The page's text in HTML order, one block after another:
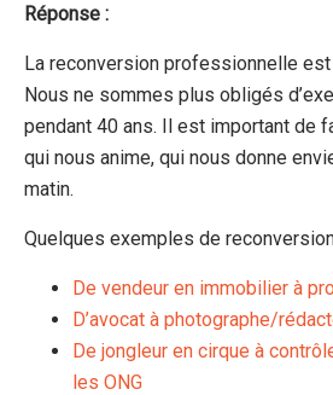
Réponse :
La reconversion professionnelle
Nous ne sommes plus obligés
pendant 40 ans. Il est important de
qui nous anime, qui nous donne
matin.
Quelques exemples de
De vendeur en immobilier à
D’avocat à photographe/
De jongleur en cirque à
les ONG